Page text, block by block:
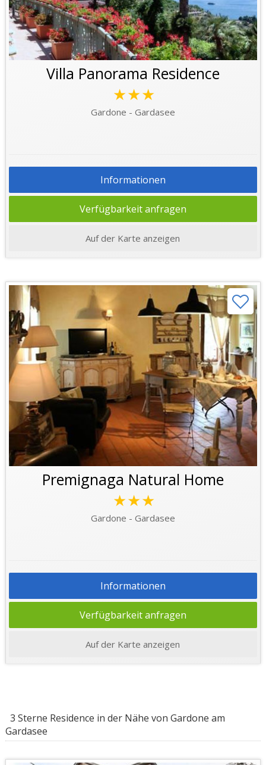
Villa Panorama Residence
★★★
Gardone - Gardasee
Informationen
Verfügbarkeit anfragen
Auf der Karte anzeigen
Premignaga Natural Home
★★★
Gardone - Gardasee
Informationen
Verfügbarkeit anfragen
Auf der Karte anzeigen
3 Sterne Residence in der Nähe von Gardone am
Gardasee